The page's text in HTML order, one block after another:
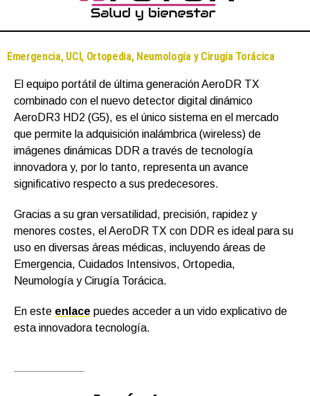
Emergencia, UCI, Ortopedia, Neumología y Cirugía Torácica
El equipo portátil de última generación AeroDR TX
combinado con el nuevo detector digital dinámico
AeroDR3 HD2 (G5), es el único sistema en el mercado
que permite la adquisición inalámbrica (wireless) de
imágenes dinámicas DDR a través de tecnología
innovadora y, por lo tanto, representa un avance
significativo respecto a sus predecesores.
Gracias a su gran versatilidad, precisión, rapidez y
menores costes, el AeroDR TX con DDR es ideal para su
uso en diversas áreas médicas, incluyendo áreas de
Emergencia, Cuidados Intensivos, Ortopedia,
Neumología y Cirugía Torácica.
En este enlace puedes acceder a un vido explicativo de
esta innovadora tecnología.